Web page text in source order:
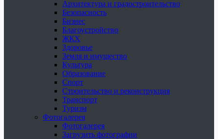
Архитектура и градостроительство
Безопасность
Бизнес
Благоустройство
ЖКХ
Здоровье
Земля и имущество
Культура
Образование
Спорт
Строительство и реконструкция
Транспорт
Туризм
Фотогалерея
Фотогалерея
Загрузить фотографии